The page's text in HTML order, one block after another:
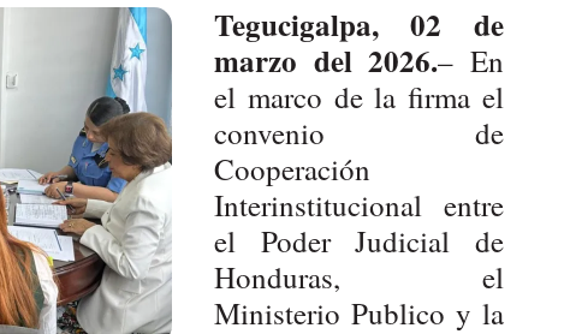
Tegucigalpa, 02 de
marzo del 2026.– En
el marco de la firma el
convenio de
Cooperación
Interinstitucional entre
el Poder Judicial de
Honduras, el
Ministerio Publico y la